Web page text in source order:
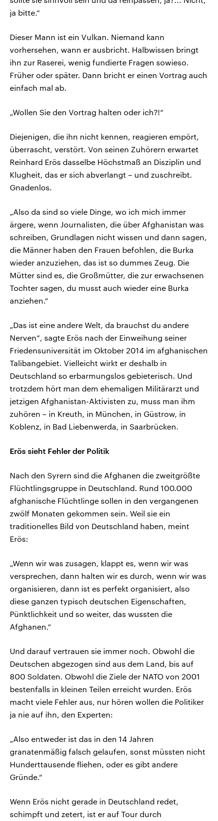
ja bitte.“
Dieser Mann ist ein Vulkan. Niemand kann
vorhersehen, wann er ausbricht. Halbwissen bringt
ihn zur Raserei, wenig fundierte Fragen sowieso.
Früher oder später. Dann bricht er einen Vortrag auch
einfach mal ab.
„Wollen Sie den Vortrag halten oder ich?!“
Diejenigen, die ihn nicht kennen, reagieren empört,
überrascht, verstört. Von seinen Zuhörern erwartet
Reinhard Erös dasselbe Höchstmaß an Disziplin und
Klugheit, das er sich abverlangt – und zuschreibt.
Gnadenlos.
„Also da sind so viele Dinge, wo ich mich immer
ärgere, wenn Journalisten, die über Afghanistan was
schreiben, Grundlagen nicht wissen und dann sagen,
die Männer haben den Frauen befohlen, die Burka
wieder anzuziehen, das ist so dummes Zeug. Die
Mütter sind es, die Großmütter, die zur erwachsenen
Tochter sagen, du musst auch wieder eine Burka
anziehen.“
„Das ist eine andere Welt, da brauchst du andere
Nerven“, sagte Erös nach der Einweihung seiner
Friedensuniversität im Oktober 2014 im afghanischen
Talibangebiet. Vielleicht wirkt er deshalb in
Deutschland so erbarmungslos gebieterisch. Und
trotzdem hört man dem ehemaligen Militärarzt und
jetzigen Afghanistan-Aktivisten zu, muss man ihm
zuhören – in Kreuth, in München, in Güstrow, in
Koblenz, in Bad Liebenwerda, in Saarbrücken.
Erös sieht Fehler der Politik
Nach den Syrern sind die Afghanen die zweitgrößte
Flüchtlingsgruppe in Deutschland. Rund 100.000
afghanische Flüchtlinge sollen in den vergangenen
zwölf Monaten gekommen sein. Weil sie ein
traditionelles Bild von Deutschland haben, meint
Erös:
„Wenn wir was zusagen, klappt es, wenn wir was
versprechen, dann halten wir es durch, wenn wir was
organisieren, dann ist es perfekt organisiert, also
diese ganzen typisch deutschen Eigenschaften,
Pünktlichkeit und so weiter, das wussten die
Afghanen.“
Und darauf vertrauen sie immer noch. Obwohl die
Deutschen abgezogen sind aus dem Land, bis auf
800 Soldaten. Obwohl die Ziele der NATO von 2001
bestenfalls in kleinen Teilen erreicht wurden. Erös
macht viele Fehler aus, nur hören wollen die Politiker
ja nie auf ihn, den Experten:
„Also entweder ist das in den 14 Jahren
granatenmäßig falsch gelaufen, sonst müssten nicht
Hunderttausende fliehen, oder es gibt andere
Gründe.“
Wenn Erös nicht gerade in Deutschland redet,
schimpft und zetert, ist er auf Tour durch